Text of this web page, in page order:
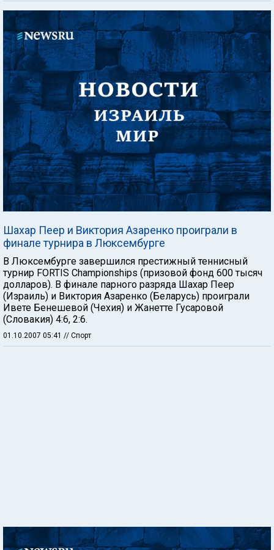
Шахар Пеер и Виктория Азаренко проиграли в
финале турнира в Люксембурге
В Люксембурге завершился престижный теннисный
турнир FORTIS Championships (призовой фонд 600 тысяч
долларов). В финале парного разряда Шахар Пеер
(Израиль) и Виктория Азаренко (Беларусь) проиграли
Ивете Бенешевой (Чехия) и Жанетте Гусаровой
(Словакия) 4:6, 2:6.
01.10.2007 05:41 // Спорт